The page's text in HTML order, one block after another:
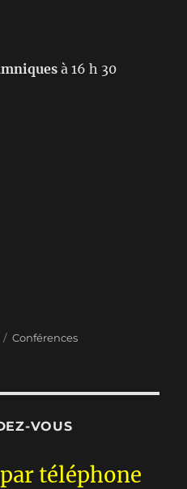
à 16 h 30
Catégories
Conférences
VOUS
téléphone